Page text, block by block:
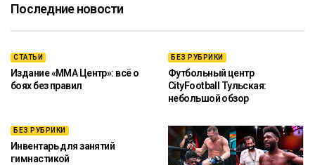
Последние новости
СТАТЬИ
Издание «ММА Центр»: всё о
боях без правил
БЕЗ РУБРИКИ
Футбольный центр
CityFootball Тульская:
небольшой обзор
БЕЗ РУБРИКИ
Инвентарь для занятий
гимнастикой